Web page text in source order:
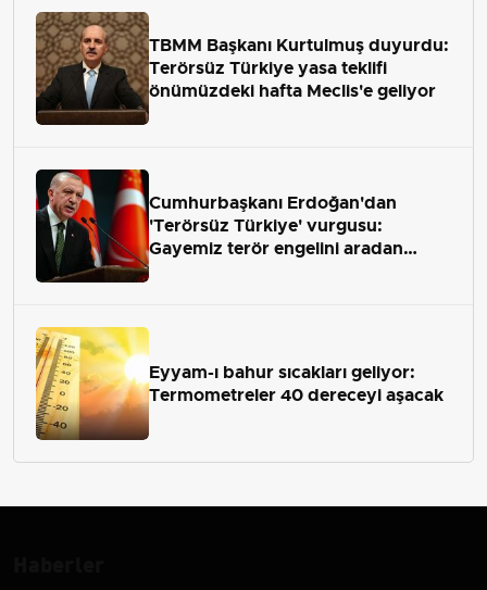
TBMM Başkanı Kurtulmuş duyurdu:
Terörsüz Türkiye yasa teklifi
önümüzdeki hafta Meclis'e geliyor
Cumhurbaşkanı Erdoğan'dan
'Terörsüz Türkiye' vurgusu:
Gayemiz terör engelini aradan
Eyyam-ı bahur sıcakları geliyor:
Termometreler 40 dereceyi aşacak